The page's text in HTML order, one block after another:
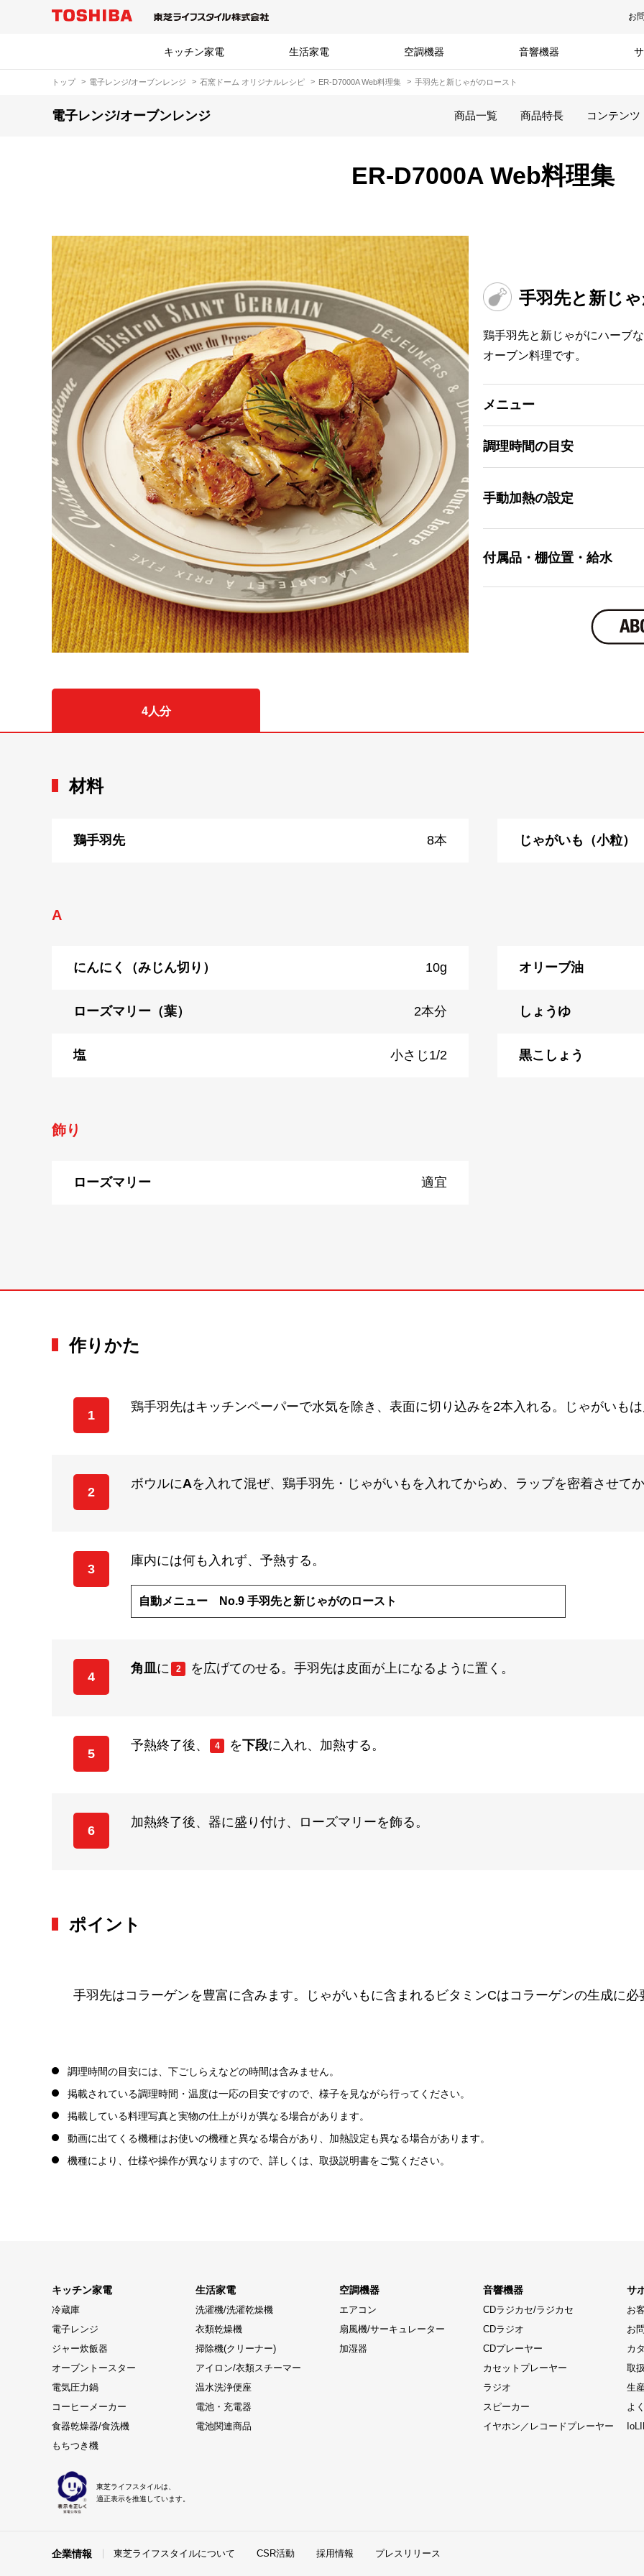
お
キッチン家電 生活家電 空調機器 音響機器
トップ 電子レンジ/オーブンレンジ 石窯ドーム オリジナルレシピ ER-D7000A Web料理集 手羽先と新じゃがのロースト
電子レンジ/オーブンレンジ 商品一覧 商品特長 コンテンツ
ER-D7000A Web料理集
手羽先と新じ
鶏手羽先と新じゃがにハーブ
オーブン料理です。
メニュー
調理時間の目安
手動加熱の設定
付属品・棚位置・給水
4人分
材料
鶏手羽先 8本 じゃがいも（小粒）
A
にんにく（みじん切り） 10g オリーブ油
ローズマリー（葉） 2本分 しょうゆ
塩 小さじ1/2 黒こしょう
飾り
ローズマリー 適宜
作りかた
1
鶏手羽先はキッチンペーパーで水気を除き、表面に切り込みを2本入れる。じゃがいも
2
ボウルにAを入れて混ぜ、鶏手羽先・じゃがいもを入れてからめ、ラップを密着させて
3
庫内には何も入れず、予熱する。
自動メニュー No.9 手羽先と新じゃがのロースト
4
角皿に 2 を広げてのせる。手羽先は皮面が上になるように置く。
5
予熱終了後、 4 を下段に入れ、加熱する。
6
加熱終了後、器に盛り付け、ローズマリーを飾る。
ポイント
手羽先はコラーゲンを豊富に含みます。じゃがいもに含まれるビタミンCはコラーゲンの生成に必
調理時間の目安には、下ごしらえなどの時間は含みません。
掲載されている調理時間・温度は一応の目安ですので、様子を見ながら行ってください。
掲載している料理写真と実物の仕上がりが異なる場合があります。
動画に出てくる機種はお使いの機種と異なる場合があり、加熱設定も異なる場合があります。
機種により、仕様や操作が異なりますので、詳しくは、取扱説明書をご覧ください。
キッチン家電
冷蔵庫
電子レンジ
ジャー炊飯器
オーブントースター
電気圧力鍋
コーヒーメーカー
食器乾燥器/食洗機
もちつき機
生活家電
洗濯機/洗濯乾燥機
衣類乾燥機
掃除機(クリーナー)
アイロン/衣類スチーマー
温水洗浄便座
電池・充電器
電池関連商品
空調機器
エアコン
扇風機/サーキュレーター
加湿器
音響機器
CDラジカセ/ラジカセ
CDラジオ
CDプレーヤー
カセットプレーヤー
ラジオ
スピーカー
イヤホン／レコードプレーヤー
サ
お
お
カ
取
生
よ
東芝ライフスタイルは、
適正表示を推進しています。
企業情報 東芝ライフスタイルについて CSR活動 採用情報 プレスリリース